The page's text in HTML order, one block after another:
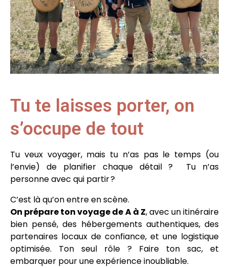
Tu te laisses porter, on
s’occupe de tout
Tu veux voyager, mais tu n’as pas le temps (ou
l’envie) de planifier chaque détail ? Tu n’as
personne avec qui partir ?
C’est là qu’on entre en scène.
On prépare ton voyage de A à Z, avec un itinéraire
bien pensé, des hébergements authentiques, des
partenaires locaux de confiance, et une logistique
optimisée. Ton seul rôle ? Faire ton sac, et
embarquer pour une expérience inoubliable.